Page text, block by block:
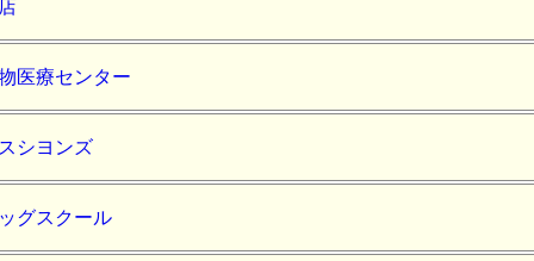
医療センター
シヨンズ
グスクール